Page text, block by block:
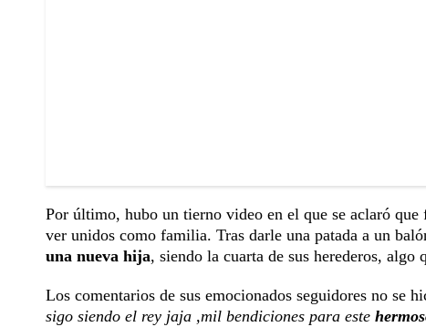
Por último, hubo un tierno video en el que se aclaró
ver unidos como familia. Tras darle una patada a un
una nueva hija, siendo la cuarta de sus herederos, algo
Los comentarios de sus emocionados seguidores no se
sigo siendo el rey jaja ,mil bendiciones para este